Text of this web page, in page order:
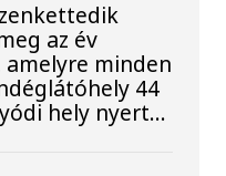
az év
minden
44
hely nyert...